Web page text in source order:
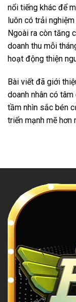
nổi tiếng khác để
luôn có trải
Ngoài ra còn tăng
doanh thu mỗi
hoạt động thiện
Bài viết đã giới
doanh nhân có
tầm nhìn sắc bén
triển mạnh mẽ hơn